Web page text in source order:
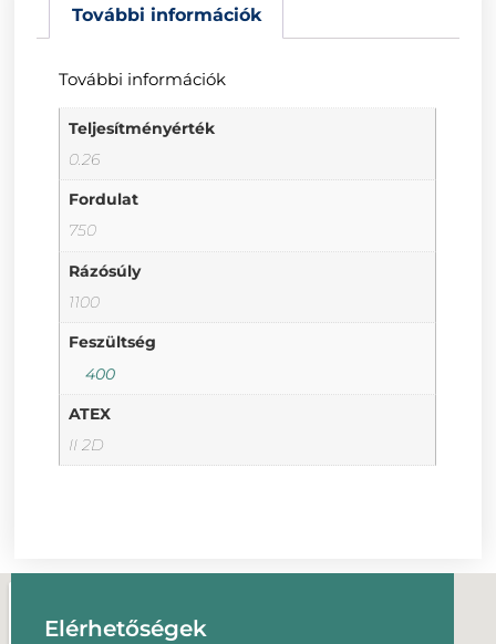
További információk
További információk
Teljesítményérték
0.26
Fordulat
750
Rázósúly
1100
Feszültség
400
ATEX
II 2D
Elérhetőségek